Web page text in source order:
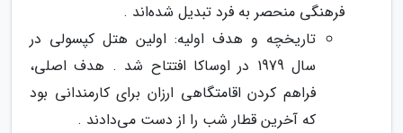
فرهنگی منحصر به فرد تبدیل شده‌اند .
تاریخچه و هدف اولیه: اولین هتل کپسولی در
سال 1979 در اوساکا افتتاح شد . هدف اصلی،
فراهم کردن اقامتگاهی ارزان برای کارمندانی بود
که آخرین قطار شب را از دست می‌دادند .